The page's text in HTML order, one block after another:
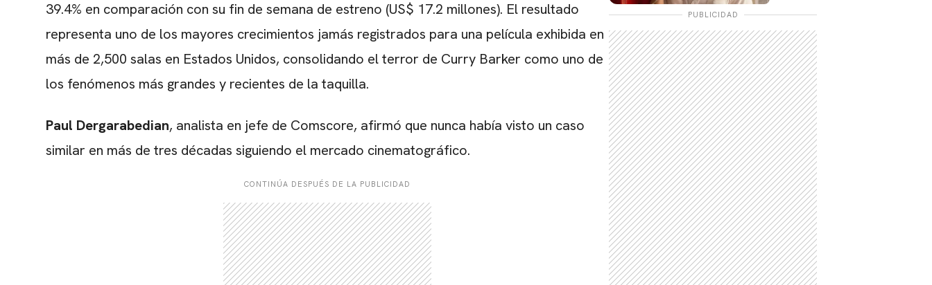
39.4% en comparación con su fin de semana de estreno (US$ 17.2 millones). El resultado
representa uno de los mayores crecimientos jamás registrados para una película exhibida en
más de 2,500 salas en Estados Unidos, consolidando el terror de Curry Barker como uno de
los fenómenos más grandes y recientes de la taquilla.
Paul Dergarabedian, analista en jefe de Comscore, afirmó que nunca había visto un caso
similar en más de tres décadas siguiendo el mercado cinematográfico.
CONTINÚA DESPUÉS DE LA PUBLICIDAD
PUBLICIDAD
CARREGANDO PUBLICIDADE